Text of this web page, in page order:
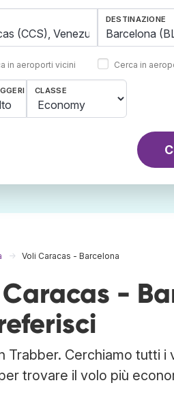
in aeroporti vicini
DESTINAZIONE
Cerca in
CLASSE
Voli Caracas - Barcelona
-
Trabber. Cerchiamo tutti
trovare il volo più